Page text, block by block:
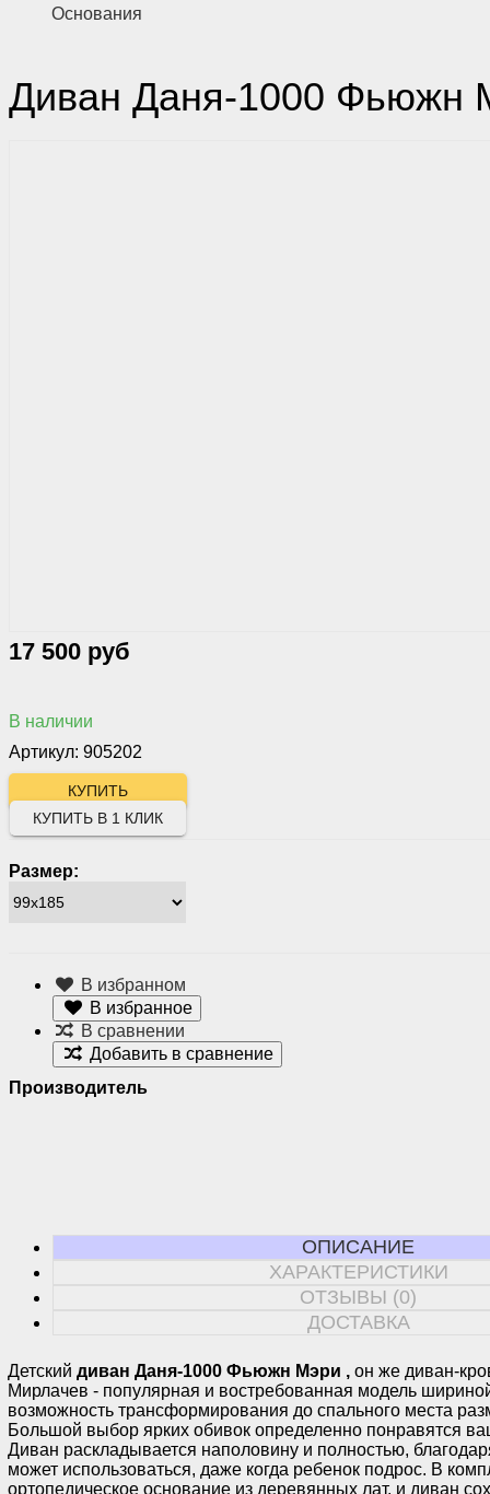
Основания
Диван Даня-1000 Фьюжн
17 500 руб
В наличии
Артикул: 905202
Размер:
КУПИТЬ В 1 КЛИК
В избранном
В избранное
В сравнении
Добавить в сравнение
Производитель
ОПИСАНИЕ
ХАРАКТЕРИСТИКИ
ОТЗЫВЫ (0)
ДОСТАВКА
Детский диван Даня-1000 Фьюжн Мэри , он же диван-
Мирлачев - популярная и востребованная модель
возможность трансформирования до спального места
Большой выбор ярких обивок определенно понравятся
Диван раскладывается наполовину и полностью,
может использоваться, даже когда ребенок подрос. В
ортопедическое основание из деревянных лат, и диван